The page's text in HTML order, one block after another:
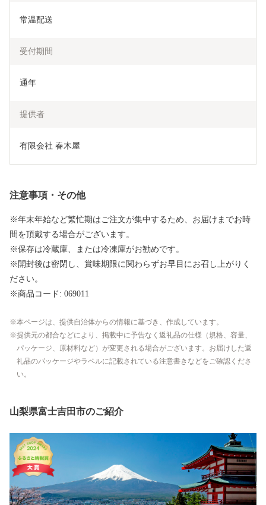
常温配送
受付期間
通年
提供者
有限会社 春木屋
注意事項・その他
※年末年始など繁忙期はご注文が集中するため、お届けまでお時
間を頂戴する場合がございます。
※保存は冷蔵庫、または冷凍庫がお勧めです。
※開封後は密閉し、賞味期限に関わらずお早目にお召し上がりく
ださい。
※商品コード: 069011
本ページは、提供自治体からの情報に基づき、作成しています。
提供元の都合などにより、掲載中に予告なく返礼品の仕様（規格、容量、
パッケージ、原材料など）が変更される場合がございます。お届けした返
礼品のパッケージやラベルに記載されている注意書きなどをご確認くださ
い。
山梨県富士吉田市のご紹介